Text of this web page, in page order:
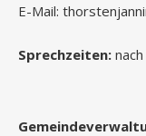
E-Mail:
Sprechzeiten: